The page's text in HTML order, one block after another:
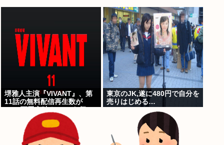
堺雅人主演『VIVANT』、第
11話の無料配信再生数が
入り登録者数は300万超えで
TBS連ドラ歴代トップ
東京のJK,遂に480円で自分を
売りはじめる…